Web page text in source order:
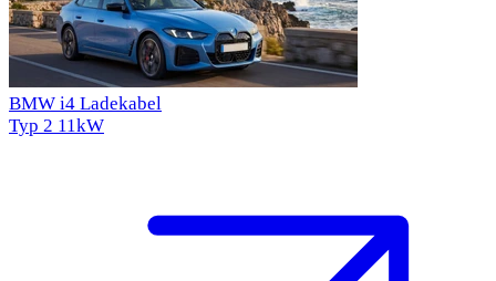
BMW i4 Ladekabel
Typ 2 11kW